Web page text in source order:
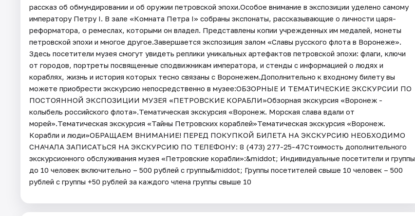
рассказ об обмундировании и об оружии петровской эпохи.Особое внимание в экспозиции уделено самому
императору Петру I. В зале «Комната Петра I» собраны экспонаты, рассказывающие о личности царя-
реформатора, о ремеслах, которыми он владел. Представлены копии учрежденных им медалей, монеты
петровской эпохи и многое другое.Завершается экспозиция залом «Славы русского флота в Воронеже».
Здесь посетители музея смогут увидеть реплики уникальных артефактов петровской эпохи: флаги, ключи
от городов, портреты посвященные сподвижникам императора, и стенды с информацией о людях и
кораблях, жизнь и история которых тесно связаны с Воронежем.Дополнительно к входному билету вы
можете приобрести экскурсию непосредственно в музее:ОБЗОРНЫЕ И ТЕМАТИЧЕСКИЕ ЭКСКУРСИИ ПО
ПОСТОЯННОЙ ЭКСПОЗИЦИИ МУЗЕЯ «ПЕТРОВСКИЕ КОРАБЛИ»Обзорная экскурсия «Воронеж -
колыбель российского флота».Тематическая экскурсия «Воронеж. Морская слава вдали от
морей».Тематическая экскурсия «Тайны Петровских кораблей»Тематическая экскурсия «Воронеж.
Корабли и люди»ОБРАЩАЕМ ВНИМАНИЕ! ПЕРЕД ПОКУПКОЙ БИЛЕТА НА ЭКСКУРСИЮ НЕОБХОДИМО
СНАЧАЛА ЗАПИСАТЬСЯ НА ЭКСКУРСИЮ ПО ТЕЛЕФОНУ: 8 (473) 277-25-47Стоимость дополнительного
экскурсионного обслуживания музея «Петровские корабли»:&middot; Индивидуальные посетители и группы
до 10 человек включительно – 500 рублей с группы&middot; Группы посетителей свыше 10 человек – 500
рублей с группы +50 рублей за каждого члена группы свыше 10